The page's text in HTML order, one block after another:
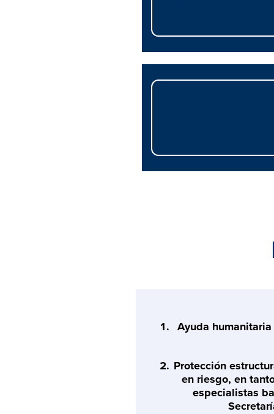
Ayuda
Protección
en riesgo, en
especialistas